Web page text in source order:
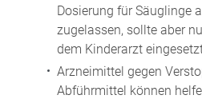
Dosierung für Säuglinge
zugelassen, sollte aber
dem Kinderarzt
Arzneimittel gegen
Abführmittel können